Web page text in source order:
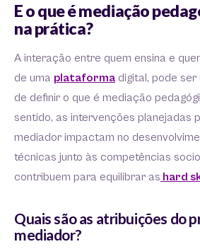
E o que é mediação
na prática?
A interação entre quem ensina e
de uma plataforma digital, pode
de definir o que é mediação
sentido, as intervenções planejadas
mediador impactam no
técnicas junto às competências
contribuem para equilibrar as hard
Quais são as atribuições do
mediador?